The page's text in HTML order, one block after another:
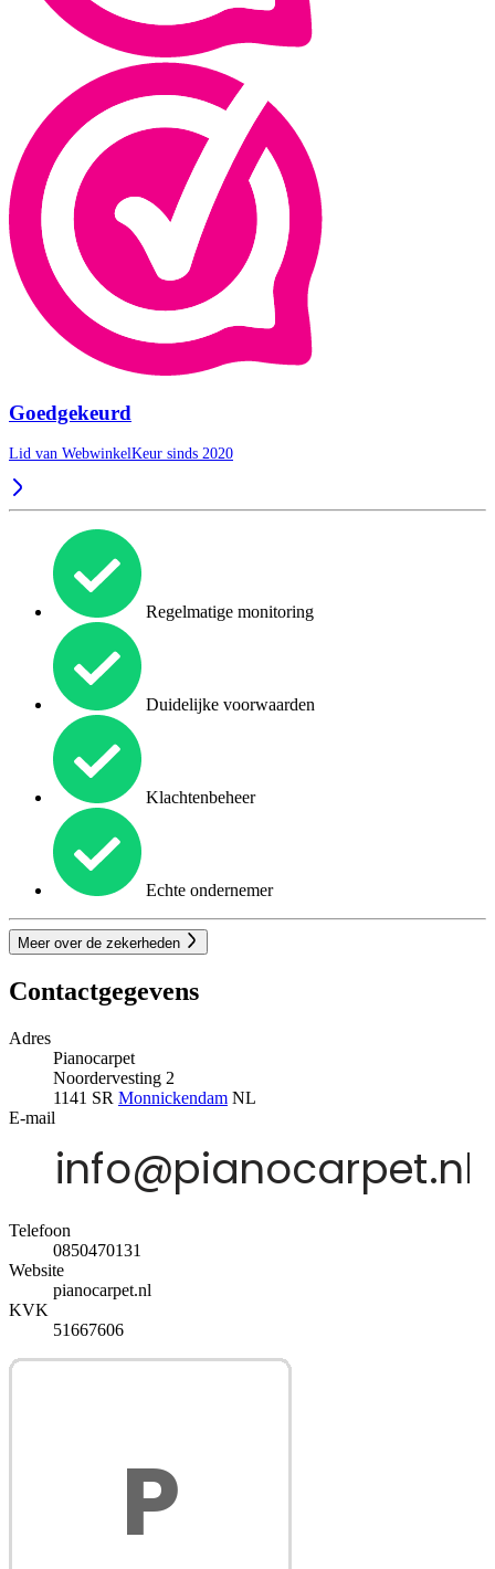
Goedgekeurd
Lid van WebwinkelKeur sinds 2020
Regelmatige monitoring
Duidelijke voorwaarden
Klachtenbeheer
Echte ondernemer
Meer over de zekerheden
Contactgegevens
Adres
Pianocarpet
Noordervesting 2
1141 SR Monnickendam NL
E-mail
Telefoon
0850470131
Website
pianocarpet.nl
KVK
51667606